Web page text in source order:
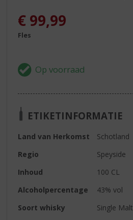
€ 99,99
Fles
ETIKETINFORMATIE
Land van Herkomst
Schotland
Regio
Speyside
Inhoud
100 CL
Alcoholpercentage
43% vol
Soort whisky
Single Malt